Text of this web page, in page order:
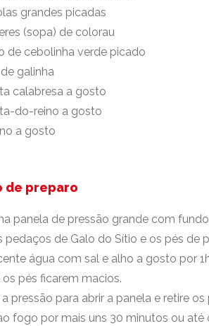
grandes picadas
(sopa) de colorau
de cebolinha verde picado
galinha
calabresa a gosto
do-reino a gosto
a gosto
de preparo
panela de pressão grande com
pedaços de Galo do Sítio e os pés de
água com sal e alho a gosto por
os pés ficarem macios.
a pressão para abrir a panela e retire
fogo por mais uns 30 minutos ou